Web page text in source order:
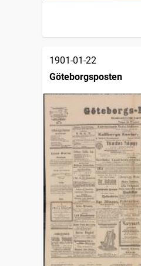
1901-01-22
Göteborgsposten